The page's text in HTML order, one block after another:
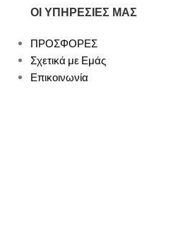
ΟΙ ΥΠΗΡΕΣΙΕΣ ΜΑΣ
ΠΡΟΣΦΟΡΕΣ
Σχετικά με Εμάς
Επικοινωνία